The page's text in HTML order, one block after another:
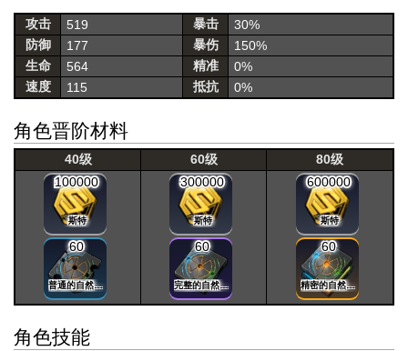
攻击 519 暴击
30%
防御
177 暴伤
150%
生命
564 精准
0%
速度
115 抵抗 0%
角色晋阶材料
40级 60级
80级
100000
斯特
60
普通的自然晶片
300000
斯特
60
完整的自然晶片
600000
斯特
60
精密的自然晶片
角色技能